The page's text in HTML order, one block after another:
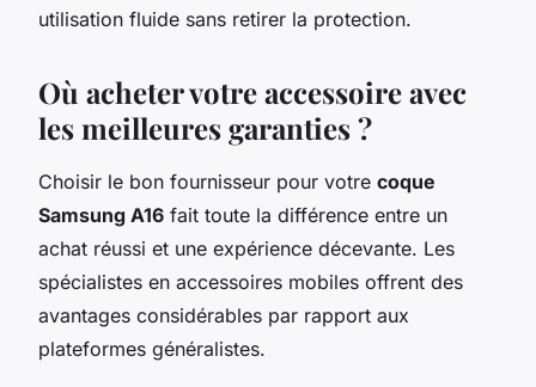
utilisation fluide sans retirer la protection.
Où acheter votre accessoire avec
les meilleures garanties ?
Choisir le bon fournisseur pour votre coque
Samsung A16 fait toute la différence entre un
achat réussi et une expérience décevante. Les
spécialistes en accessoires mobiles offrent des
avantages considérables par rapport aux
plateformes généralistes.